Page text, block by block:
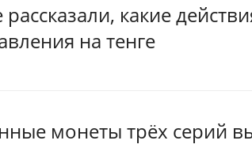
какие
на тенге
монеты трёх серий